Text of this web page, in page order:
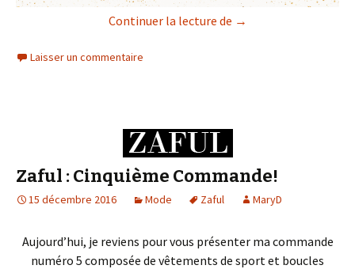
Continuer la lecture de Zaful : Sixième
→
Laisser un commentaire
Zaful : Cinquième Commande!
15 décembre 2016 Mode Zaful MaryD
Aujourd’hui, je reviens pour vous présenter ma commande
numéro 5 composée de vêtements de sport et boucles